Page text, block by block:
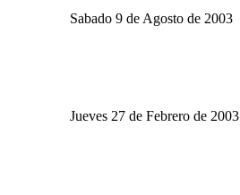
Sabado 9 de Agosto de 2003
Jueves 27 de Febrero de 2003